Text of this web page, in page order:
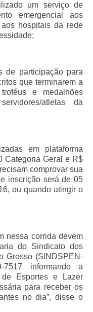
um serviço de
emergencial aos
hospitais da rede
de participação para
que terminarem a
e medalhões
atletas da
em plataforma
Categoria Geral e R$
comprovar sua
inscrição será de 05
ou quando atingir o
nessa corrida devem
do Sindicato dos
Grosso (SINDSPEN-
informando a
Esportes e Lazer
para receber os
no dia”, disse o